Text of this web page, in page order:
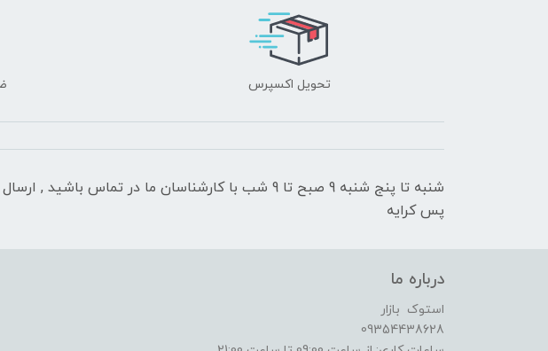
تحویل اکسپرس
شنبه تا پنج شنبه 9 صبح تا 9 شب با کارشناسان ما در تماس
پس کرایه
درباره ما
استوک بازار
09354438628